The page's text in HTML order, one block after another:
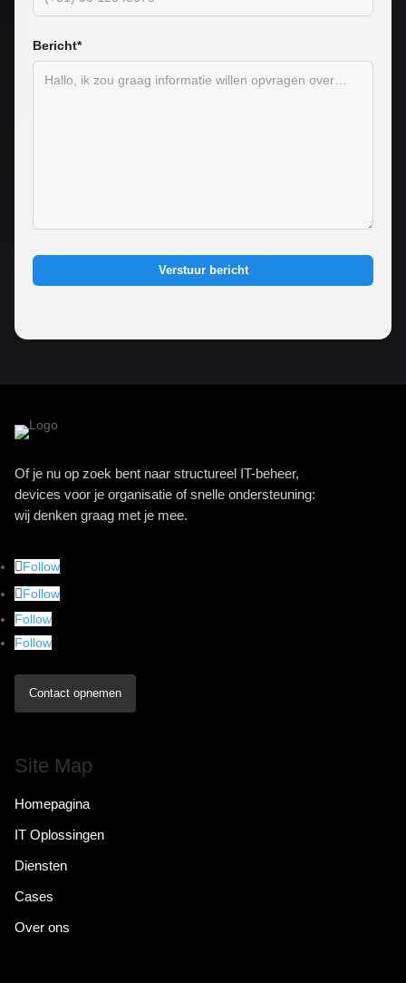
Bericht*
Verstuur bericht
Of je nu op zoek bent naar structureel IT-beheer,
devices voor je organisatie of snelle ondersteuning:
wij denken graag met je mee.
Follow
Follow
Follow
Follow
Contact opnemen
Site Map
Homepagina
IT Oplossingen
Diensten
Cases
Over ons